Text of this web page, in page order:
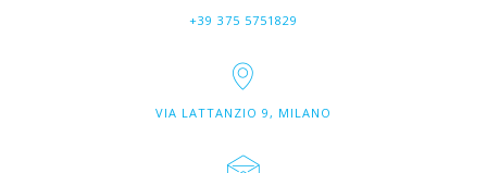
+39 375 5751829
VIA LATTANZIO 9, MILANO